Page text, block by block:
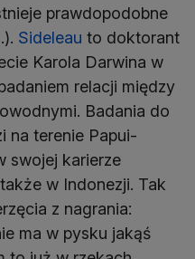
prawdopodobne
Sideleau to doktorant
Karola Darwina w
relacji między
Badania do
na terenie Papui-
swojej karierze
w Indonezji. Tak
z nagrania:
ma w pysku jakąś